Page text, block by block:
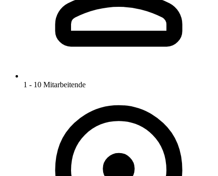
1 - 10 Mitarbeitende